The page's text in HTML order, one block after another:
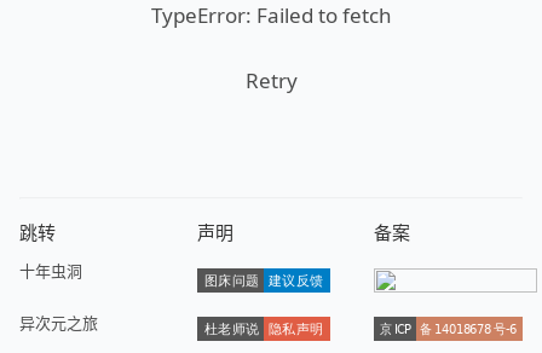
TypeError: Failed to fetch
Retry
跳转
十年虫洞
异次元之旅
声明 备案